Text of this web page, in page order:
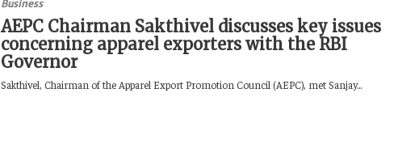
Business
AEPC Chairman Sakthivel discusses key issues
concerning apparel exporters with the RBI
Governor
Sakthivel, Chairman of the Apparel Export Promotion Council (AEPC), met Sanjay...